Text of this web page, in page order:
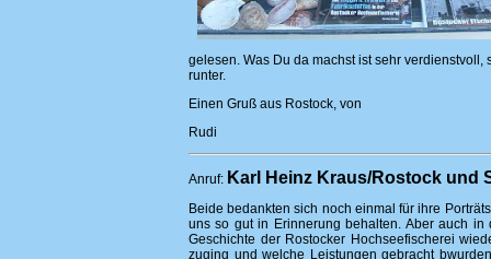
gelesen. Was Du da machst ist sehr
runter.
Einen Gruß aus Rostock, von
Rudi
Anruf: Karl Heinz Kraus/Rostock und
Beide bedankten sich noch einmal für ihre
uns so gut in Erinnerung behalten. Aber auch
Geschichte der Rostocker Hochseefischerei
zuging und welche Leistungen gebracht